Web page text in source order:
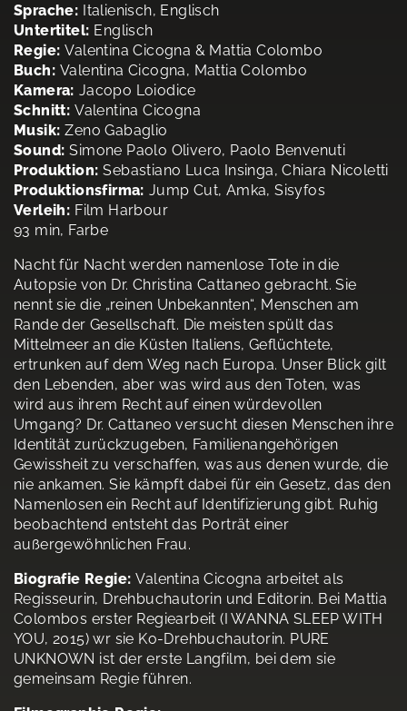
Sprache: Italienisch, Englisch
Untertitel: Englisch
Regie: Valentina Cicogna & Mattia Colombo
Buch: Valentina Cicogna, Mattia Colombo
Kamera: Jacopo Loiodice
Schnitt: Valentina Cicogna
Musik: Zeno Gabaglio
Sound: Simone Paolo Olivero, Paolo Benvenuti
Produktion: Sebastiano Luca Insinga, Chiara Nicoletti
Produktionsfirma: Jump Cut, Amka, Sisyfos
Verleih: Film Harbour
93 min, Farbe
Nacht für Nacht werden namenlose Tote in die
Autopsie von Dr. Christina Cattaneo gebracht. Sie
nennt sie die „reinen Unbekannten“, Menschen am
Rande der Gesellschaft. Die meisten spült das
Mittelmeer an die Küsten Italiens, Geflüchtete,
ertrunken auf dem Weg nach Europa. Unser Blick gilt
den Lebenden, aber was wird aus den Toten, was
wird aus ihrem Recht auf einen würdevollen
Umgang? Dr. Cattaneo versucht diesen Menschen ihre
Identität zurückzugeben, Familienangehörigen
Gewissheit zu verschaffen, was aus denen wurde, die
nie ankamen. Sie kämpft dabei für ein Gesetz, das den
Namenlosen ein Recht auf Identifizierung gibt. Ruhig
beobachtend entsteht das Porträt einer
außergewöhnlichen Frau.
Biografie Regie: Valentina Cicogna arbeitet als
Regisseurin, Drehbuchautorin und Editorin. Bei Mattia
Colombos erster Regiearbeit (I WANNA SLEEP WITH
YOU, 2015) wr sie Ko-Drehbuchautorin. PURE
UNKNOWN ist der erste Langfilm, bei dem sie
gemeinsam Regie führen.